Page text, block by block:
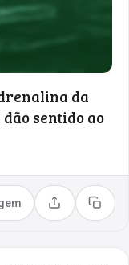
da
sentido ao
Compartilhar
Copiar